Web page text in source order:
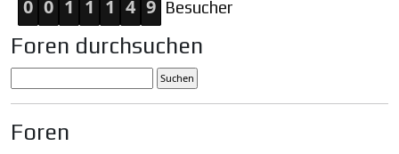
0 0 1 1 1 4 9 Besucher
Foren durchsuchen
Foren